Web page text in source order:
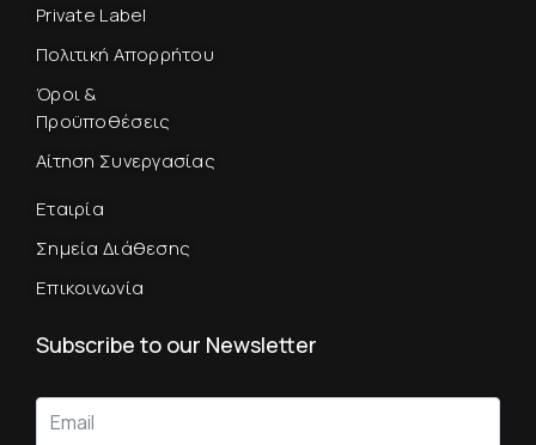
Private Label
Πολιτική Απορρήτου
Όροι &
Προϋποθέσεις
Αίτηση Συνεργασίας
Εταιρία
Σημεία Διάθεσης
Επικοινωνία
Subscribe to our Newsletter